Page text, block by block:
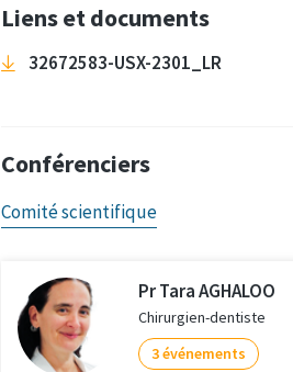
Liens et documents
32672583-USX-2301_LR
Conférenciers
Comité scientifique
Pr Tara AGHALOO
Chirurgien-dentiste
3 événements